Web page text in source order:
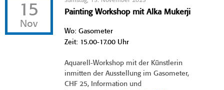
15
Nov
Painting Workshop mit Alka Mukerji
Wo: Gasometer
Zeit: 15.00-17.00 Uhr
Aquarell-Workshop mit der Künstlerin
inmitten der Ausstellung im Gasometer,
CHF 25, Information und